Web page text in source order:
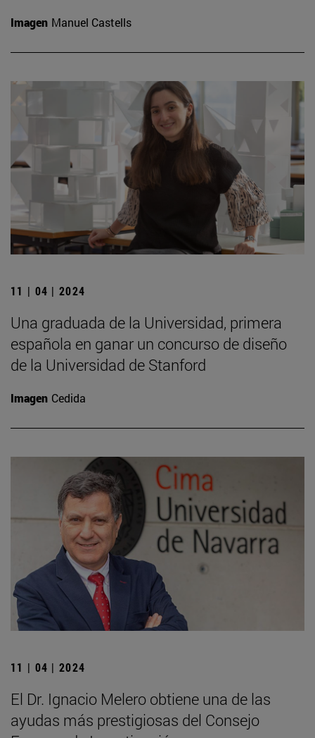
Imagen Manuel Castells
11 | 04 | 2024
Una graduada de la Universidad, primera
española en ganar un concurso de diseño
de la Universidad de Stanford
Imagen Cedida
11 | 04 | 2024
El Dr. Ignacio Melero obtiene una de las
ayudas más prestigiosas del Consejo